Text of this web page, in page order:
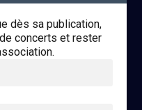
dès sa publication,
concerts et rester